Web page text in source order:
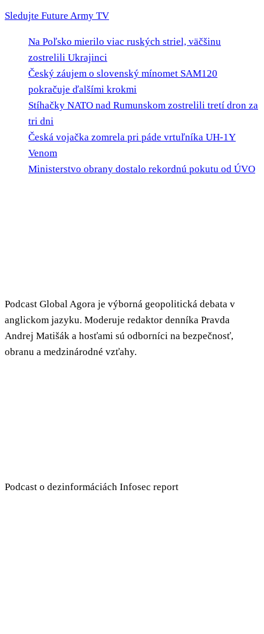
Sledujte Future Army TV
Na Poľsko mierilo viac ruských striel, väčšinu
zostrelili Ukrajinci
Český záujem o slovenský mínomet SAM120
pokračuje ďalšími krokmi
Stíhačky NATO nad Rumunskom zostrelili tretí dron za
tri dni
Česká vojačka zomrela pri páde vrtuľníka UH-1Y
Venom
Ministerstvo obrany dostalo rekordnú pokutu od ÚVO
Podcast Global Agora je výborná geopolitická debata v
anglickom jazyku. Moderuje redaktor denníka Pravda
Andrej Matišák a hosťami sú odborníci na bezpečnosť,
obranu a medzinárodné vzťahy.
Podcast o dezinformáciách Infosec report